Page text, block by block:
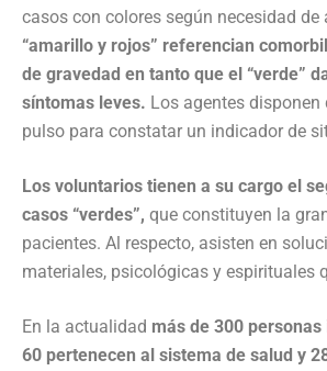
casos con colores según necesidad
“amarillo y rojos” referencian
de gravedad en tanto que el “verde”
síntomas leves. Los agentes disponen
pulso para constatar un indicador de
Los voluntarios tienen a su cargo el
casos “verdes”, que constituyen la
pacientes. Al respecto, asisten en
materiales, psicológicas y espirituales
En la actualidad más de 300 personas
60 pertenecen al sistema de salud y